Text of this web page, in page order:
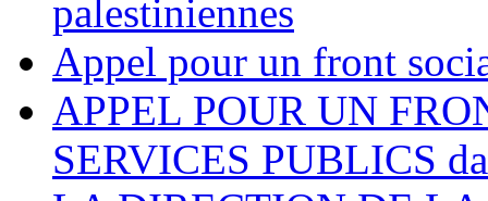
palestiniennes
Appel pour un front
APPEL POUR UN
SERVICES PUBLICS